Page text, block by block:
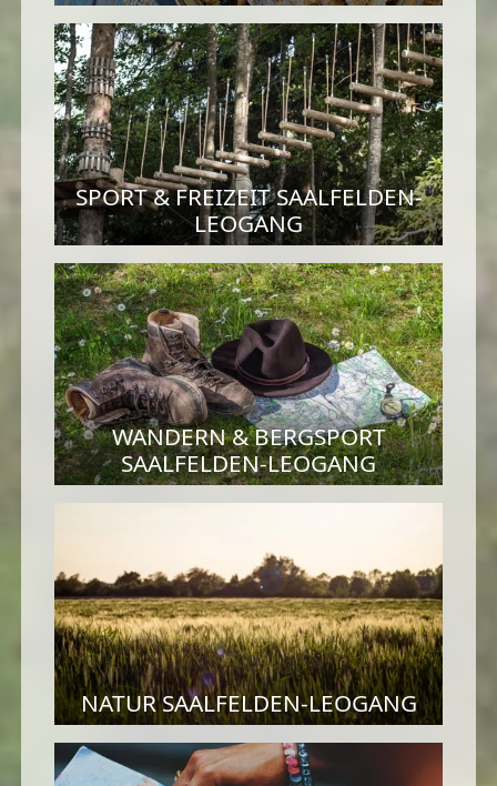
SPORT & FREIZEIT SAALFELDEN-
LEOGANG
WANDERN & BERGSPORT
SAALFELDEN-LEOGANG
NATUR SAALFELDEN-LEOGANG